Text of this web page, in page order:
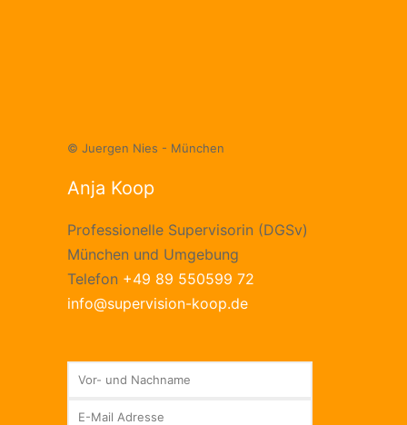
© Juergen Nies - München
Anja Koop
Professionelle Supervisorin (DGSv)
München und Umgebung
Telefon +49 89 550599 72
info@supervision-koop.de